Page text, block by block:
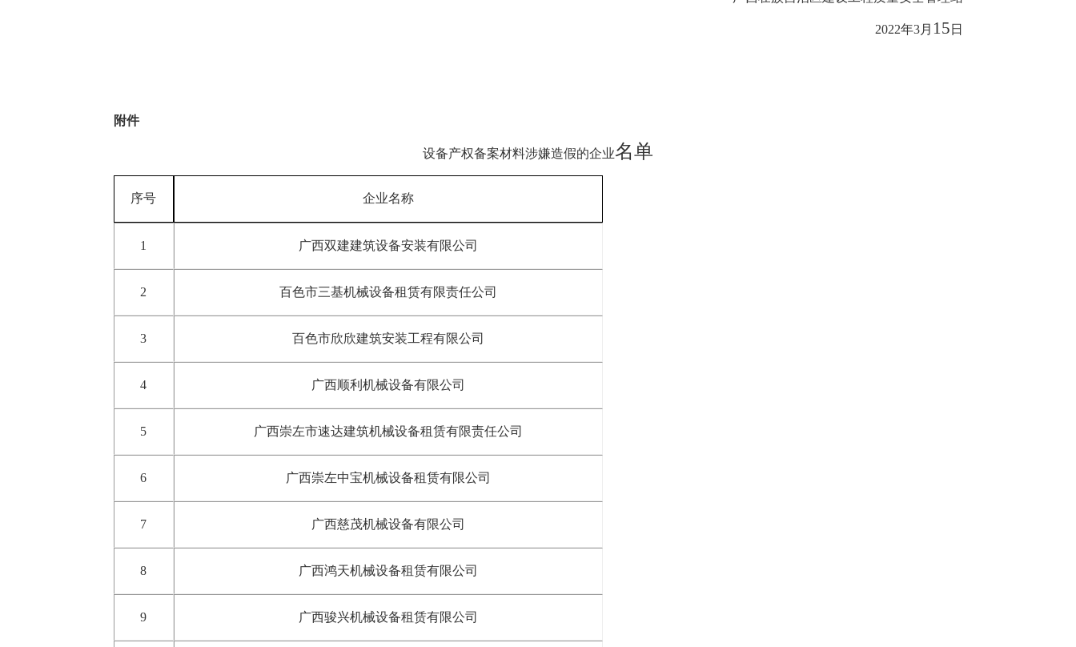
2022年3月 15 日
附件
设备产权备案材料涉嫌造假的企业名单
序号 企业名称
1 广西双建建筑设备安装有限公司
2 百色市三基机械设备租赁有限责任公司
3 百色市欣欣建筑安装工程有限公司
4 广西顺利机械设备有限公司
5 广西崇左市速达建筑机械设备租赁有限责任公司
6 广西崇左中宝机械设备租赁有限公司
7 广西慈茂机械设备有限公司
8 广西鸿天机械设备租赁有限公司
9 广西骏兴机械设备租赁有限公司